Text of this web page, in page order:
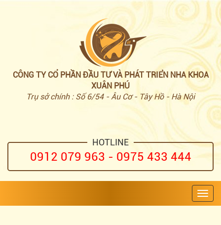
CÔNG TY CỔ PHẦN ĐẦU TƯ VÀ PHÁT TRIỂN NHA KHOA
XUÂN PHÚ
Trụ sở chính : Số 6/54 - Âu Cơ - Tây Hồ - Hà Nội
HOTLINE
0912 079 963 - 0975 433 444